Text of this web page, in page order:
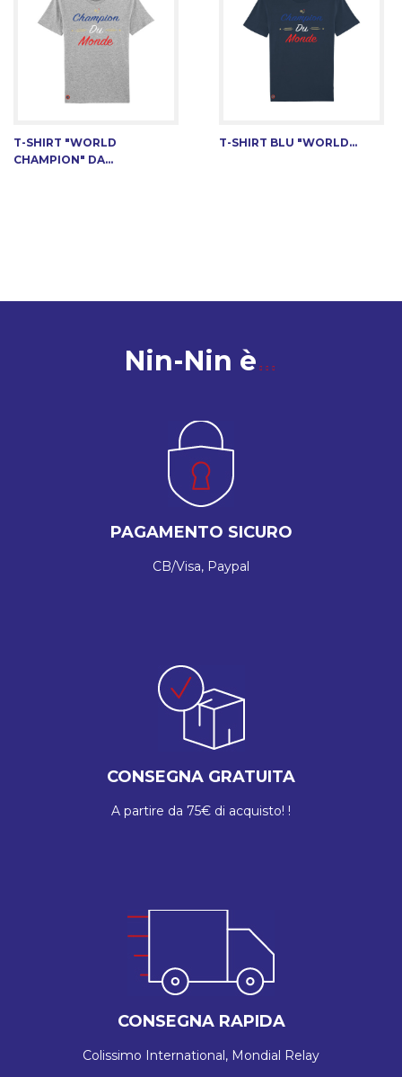
T-SHIRT "WORLD
CHAMPION" DA...
T-SHIRT BLU "WORLD...
Nin-Nin è
PAGAMENTO SICURO
CB/Visa, Paypal
CONSEGNA GRATUITA
A partire da 75€ di acquisto! !
CONSEGNA RAPIDA
Colissimo International, Mondial Relay